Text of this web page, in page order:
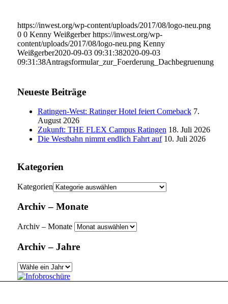
https://inwest.org/wp-content/uploads/2017/08/logo-neu.png
0 0 Kenny Weißgerber https://inwest.org/wp-
content/uploads/2017/08/logo-neu.png Kenny
Weißgerber2020-09-03 09:31:382020-09-03
09:31:38Antragsformular_zur_Foerderung_Dachbegruenung
Neueste Beiträge
Ratingen-West: Ratinger Hotel feiert Comeback 7.
August 2026
Zukunft: THE FLEX Campus Ratingen 18. Juli 2026
Die Westbahn nimmt endlich Fahrt auf 10. Juli 2026
Kategorien
Kategorien
Archiv – Monate
Archiv – Monate
Archiv – Jahre